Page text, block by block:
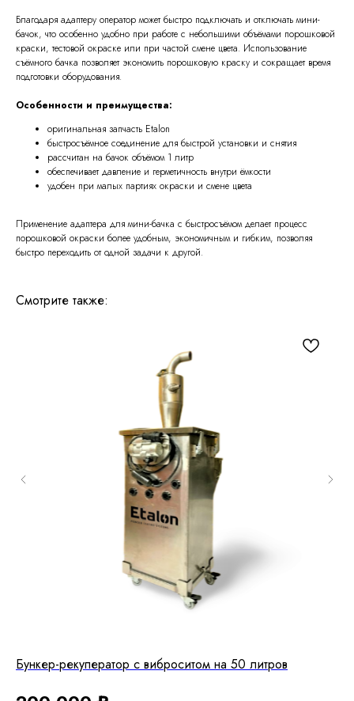
Благодаря адаптеру оператор может быстро подключать и отключать мини-
бачок, что особенно удобно при работе с небольшими объёмами порошковой
краски, тестовой окраске или при частой смене цвета. Использование
съёмного бачка позволяет экономить порошковую краску и сокращает время
подготовки оборудования.
Особенности и преимущества:
оригинальная запчасть Etalon
быстросъёмное соединение для быстрой установки и снятия
рассчитан на бачок объёмом 1 литр
обеспечивает давление и герметичность внутри ёмкости
удобен при малых партиях окраски и смене цвета
Применение адаптера для мини-бачка с быстросъёмом делает процесс
порошковой окраски более удобным, экономичным и гибким, позволяя
быстро переходить от одной задачи к другой.
Смотрите также:
Бункер-рекуператор с виброситом на 50 литров